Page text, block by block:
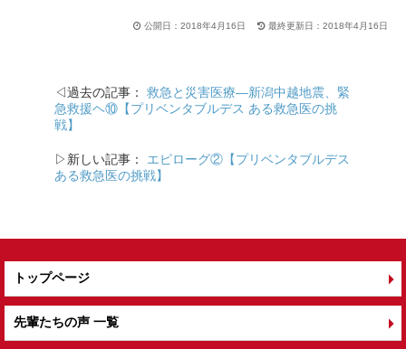
o
o
k
er公開日：2018年4月16日 最終更新日：2018年4月16日
◁過去の記事： 救急と災害医療―新潟中越地震、緊
急救援ヘ⑩【プリベンタブルデス ある救急医の挑
戦】
▷新しい記事： エピローグ②【プリベンタブルデス
ある救急医の挑戦】
トップページ
先輩たちの声 一覧